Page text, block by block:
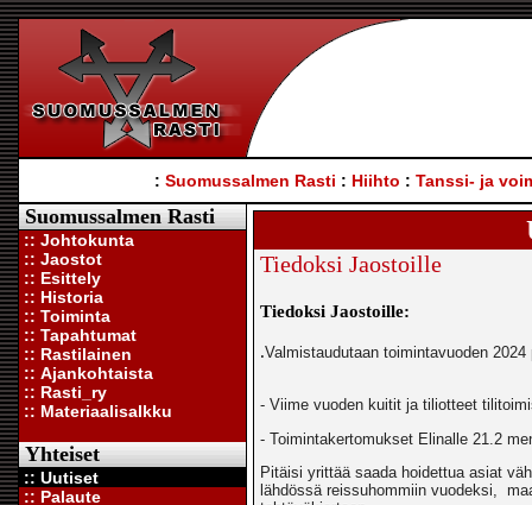
: Suomussalmen Rasti : Hiihto : Tanssi- ja
Suomussalmen Rasti
:: Johtokunta
:: Jaostot
:: Esittely
:: Historia
:: Toiminta
:: Tapahtumat
:: Rastilainen
:: Ajankohtaista
:: Rasti_ry
:: Materiaalisalkku
Yhteiset
:: Uutiset
:: Palaute
Tiedoksi Jaostoille
Tiedoksi Jaostoille:
.Valmistaudutaan toimintavuoden 2024
- Viime vuoden kuitit ja tiliotteet
- Toimintakertomukset Elinalle 21.2
Pitäisi yrittää saada hoidettua asiat
lähdössä reissuhommiin vuodeksi,